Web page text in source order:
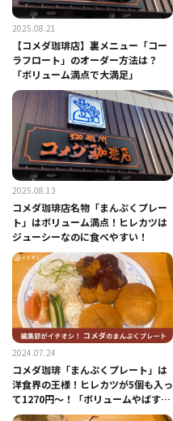
2025.08.21
【コメダ珈琲店】裏メニュー「コー
ラフロート」のオーダー方法は？
「ボリューム満点で大満足」
2025.08.13
コメダ珈琲店名物「まんぷくプレー
ト」はボリューム満点！ヒレカツは
ジューシーなのに食べやすい！
2024.07.24
コメダ珈琲「まんぷくプレート」は
洋食界の王様！ヒレカツが5個も入っ
て1270円～！「ボリュームやばすぎ
でしょ」